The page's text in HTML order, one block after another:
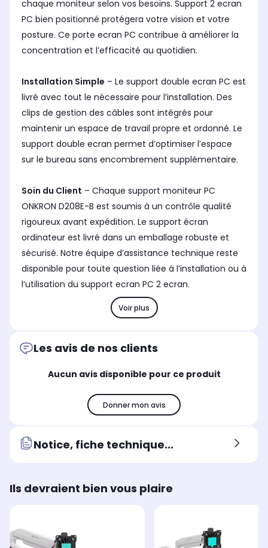
chaque moniteur selon vos besoins. Support 2 ecran
PC bien positionné protégera votre vision et votre
posture. Ce porte ecran PC contribue à améliorer la
concentration et l’efficacité au quotidien.
Installation Simple – Le support double ecran PC est
livré avec tout le nécessaire pour l’installation. Des
clips de gestion des câbles sont intégrés pour
maintenir un espace de travail propre et ordonné. Le
support double ecran permet d’optimiser l’espace
sur le bureau sans encombrement supplémentaire.
Soin du Client – Chaque support moniteur PC
ONKRON D208E-B est soumis à un contrôle qualité
rigoureux avant expédition. Le support écran
ordinateur est livré dans un emballage robuste et
sécurisé. Notre équipe d’assistance technique reste
disponible pour toute question liée à l’installation ou à
l’utilisation du support ecran PC 2 ecran.
Voir plus
Les avis de nos clients
Aucun avis disponible pour ce produit
Donner mon avis
Notice, fiche technique...
Ils devraient bien vous plaire